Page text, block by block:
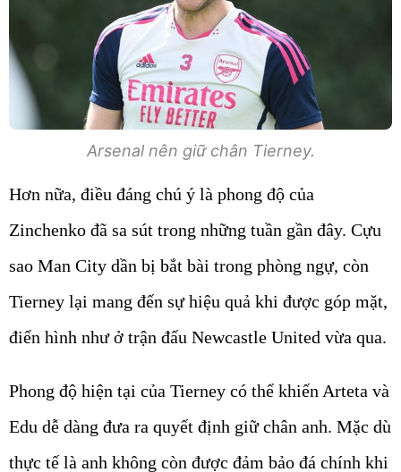
Arsenal nên giữ chân Tierney.
Hơn nữa, điều đáng chú ý là phong độ của
Zinchenko đã sa sút trong những tuần gần đây. Cựu
sao Man City dần bị bắt bài trong phòng ngự, còn
Tierney lại mang đến sự hiệu quả khi được góp mặt,
điển hình như ở trận đấu Newcastle United vừa qua.
Phong độ hiện tại của Tierney có thể khiến Arteta và
Edu dễ dàng đưa ra quyết định giữ chân anh. Mặc dù
thực tế là anh không còn được đảm bảo đá chính khi